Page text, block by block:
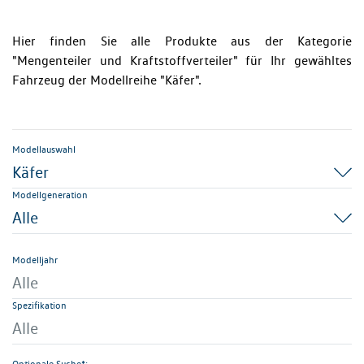
Hier finden Sie alle Produkte aus der Kategorie
"Mengenteiler und Kraftstoffverteiler" für Ihr gewähltes
Fahrzeug der Modellreihe "Käfer".
Modellauswahl
Käfer
Modellgeneration
Alle
Modelljahr
Alle
Spezifikation
Alle